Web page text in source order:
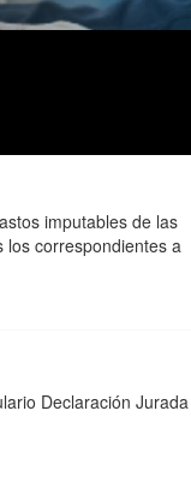
imputables de las
los correspondientes a
Declaración Jurada